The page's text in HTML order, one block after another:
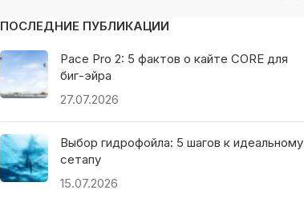
ПОСЛЕДНИЕ ПУБЛИКАЦИИ
Pace Pro 2: 5 фактов о кайте CORE для
биг-эйра
27.07.2026
Выбор гидрофойла: 5 шагов к идеальному
сетапу
15.07.2026